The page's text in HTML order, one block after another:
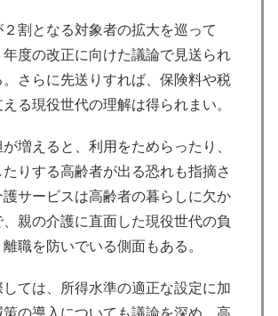
割となる対象者の拡大を巡って
度の改正に向けた議論で見送られ
さらに先送りすれば、保険料や税
る現役世代の理解は得られまい。
増えると、利用をためらったり、
りする高齢者が出る恐れも指摘さ
サービスは高齢者の暮らしに欠か
親の介護に直面した現役世代の負
職を防いでいる側面もある。
ては、所得水準の適正な設定に加
策の導入についても議論を深め、高